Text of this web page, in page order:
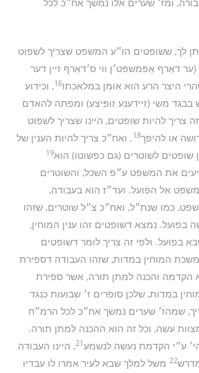
לך, ששופטים הו״ע המשפט שצריך לשפוט
דאַרף אָפּמשפּט׳ן ווי ס׳דאַרף זיין דער
היצר הרע הוא אומן במלאכתו16, וכידוע
משי (זיידענע זופּיצע) ומפתה להאדם
צריך להיות שופטים, היינו שצריך לשפוט
או להיפך18. ואח״כ צריך להיות הענין של
שופטים לשוטרים (גם כפשוטו) הוא19
את המשפט ע״פ השכל, והשוטרים
אל הפועל. ועד״ז הוא בעבודה,
כמו שנת״ל, ואח״כ צ״ל שוטרים, שזהו
בפועל. נמצא דשופטים זהו ענין המוחין,
בפועל. ולפי זה צריך לומר דשופטים
המוחין במדות, שזהו העבודה דספירת
הקדמה והכנה למתן תורה, אשר ספירת
במדות, שלכן סופרים ז׳ שבועות כנגד
שמהז׳ שערים נמשך אח״כ לכל הרמ״ח
עשה, וכל זה הוא ההכנה למתן תורה.
ע״י הקדמת נעשה לנשמע21, היינו העבודה
22 משל למלך שבא לעיר אמרו לו עבדיו